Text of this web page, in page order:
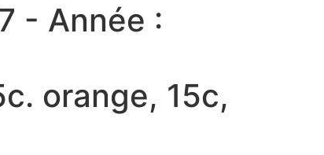
- Année :
orange, 15c,